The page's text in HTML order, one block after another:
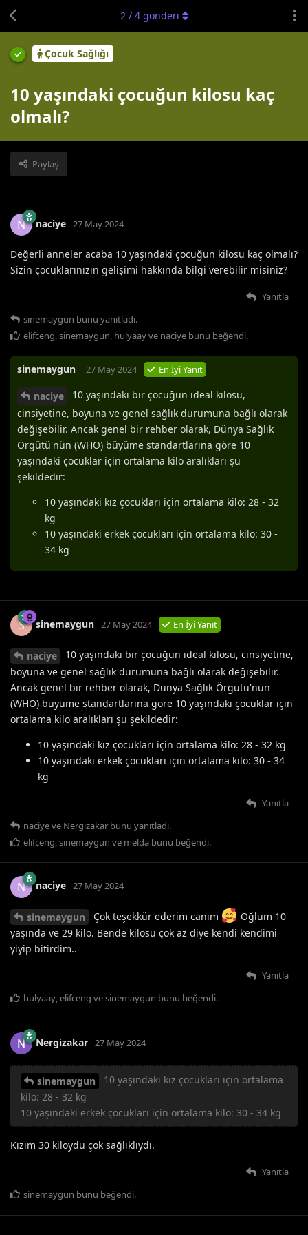
Çocuk Sağlığı
10 yaşındaki çocuğun kilosu kaç
olmalı?
Paylaş
2/ 4gönderi
N naciye 27 May 2024
Değerli anneler acaba 10 yaşındaki çocuğun kilosu kaç olmalı?
Sizin çocuklarınızın gelişimi hakkında bilgi verebilir misiniz?
Yanıtla
sinemaygun bunu yanıtladı.
elifceng,sinemaygun, hulyaayve naciye bunu beğendi.
sinemaygun 27 May 2024 En İyi Yanıt
naciye
10 yaşındaki bir çocuğun ideal kilosu,
cinsiyetine, boyuna ve genel sağlık durumuna bağlı olarak
değişebilir. Ancak genel bir rehber olarak, Dünya Sağlık
Örgütü'nün (WHO) büyüme standartlarına göre 10
yaşındaki çocuklar için ortalama kilo aralıkları şu
şekildedir:
10 yaşındaki kız çocukları için ortalama kilo: 28 - 32
kg
10 yaşındaki erkek çocukları için ortalama kilo: 30 -
34 kg
S sinemaygun 27 May 2024 En İyi Yanıt
naciye
10 yaşındaki bir çocuğun ideal kilosu, cinsiyetine,
boyuna ve genel sağlık durumuna bağlı olarak değişebilir.
Ancak genel bir rehber olarak, Dünya Sağlık Örgütü'nün
(WHO) büyüme standartlarına göre 10 yaşındaki çocuklar için
ortalama kilo aralıkları şu şekildedir:
10 yaşındaki kız çocukları için ortalama kilo: 28 - 32 kg
10 yaşındaki erkek çocukları için ortalama kilo: 30 - 34
kg
Yanıtla
naciyeve Nergizakar bunu yanıtladı.
elifceng sinemaygun ve melda bunu beğendi.
N naciye 27 May 2024
sinemaygun Çok teşekkür ederim canım
Oğlum 10
yaşında ve 29 kilo. Bende kilosu çok az diye kendi kendimi
yiyip bitirdim..
Yanıtla
hulyaay,elifceng vesinemaygun bunu beğendi.
Nergizakar 27 May 2024
sinemaygun
10 yaşındaki kız çocukları için ortalama
kilo: 28 - 32 kg
10 yaşındaki erkek çocukları için ortalama kilo: 30 - 34 kg
Kızım 30 kiloydu çok sağlıklıydı.
Yanıtla
sinemaygun bunu beğendi.